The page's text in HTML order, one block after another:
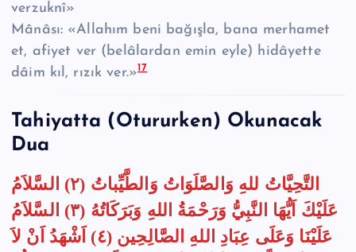
verzuknî»
Mânâsı: «Allahım beni bağışla, bana merhamet
et, afiyet ver (belâlardan emin eyle) hidâyette
dâim kıl, rızık ver.»17
Tahiyatta (Otururken) Okunacak
Dua
التَّحِيَّاتُ للهِ وَالصَّلَوَاتُ وَالطَّيِّباتُ (٢) السَّلاَمُ
عَلَيْكَ اَيُّهَا النَّبِيُّ وَرَحْمَةُ اللهِ وَبَرَكَاتُهُ (٣) السَّلاَمُ
عَلَيْنَا وَعَلَى عِبَادِ اللهِ الصَّالِحِين (٤) اَشْهَدُ اَنْ لاَ